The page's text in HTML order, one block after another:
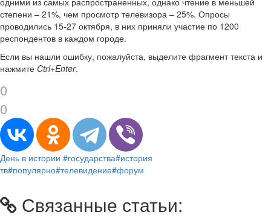
степени – 21%, чем просмотр телевизора – 25%. Опросы
проводились 15-27 октября, в них приняли участие по 1200
респондентов в каждом городе.
Если вы нашли ошибку, пожалуйста, выделите фрагмент текста и
нажмите Ctrl+Enter.
0
0
День в истории #государства#история
тв#популярно#телевидение#форум
Связанные статьи: